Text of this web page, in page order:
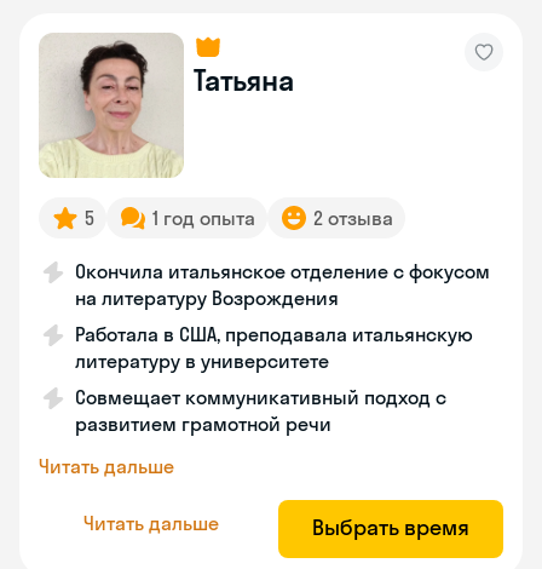
Татьяна
5 1 год опыта 2 отзыва
Окончила итальянское отделение с фокусом
на литературу Возрождения
Работала в США, преподавала итальянскую
литературу в университете
Совмещает коммуникативный подход с
развитием грамотной речи
Читать дальше
Читать дальше Выбрать время